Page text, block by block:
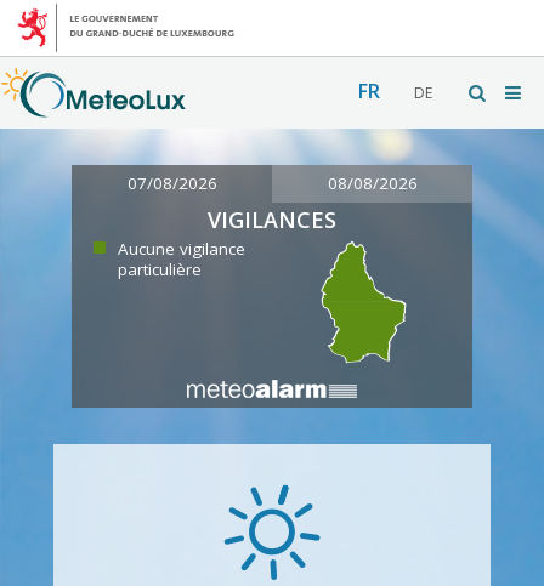
FR DE
07/08/2026 08/08/2026
VIGILANCES
Aucune vigilance
particulière